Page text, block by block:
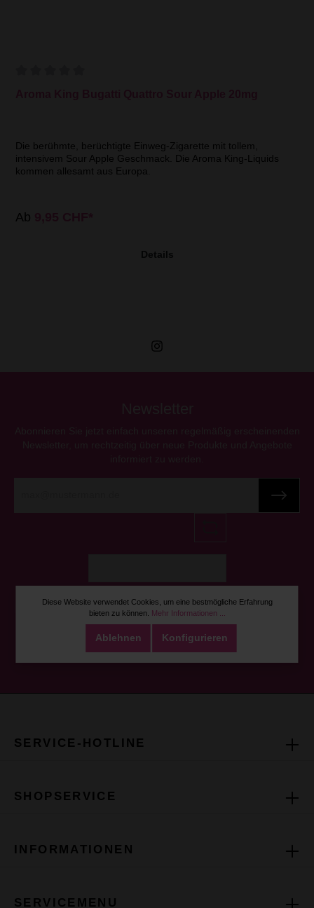
Die berühmte, berüchtigte Einweg-Zigarette mit tollem,
intensivem Sour Apple Geschmack. Die Aroma King-Liquids
kommen allesamt aus Europa.
Ab
Details
Ich habe dieDatenschutzbestimmungenzur Kenntnis
genommen und dieAGB
gelesen und bin mit ihnen
einverstanden.
SERVICE-HOTLINE
SHOPSERVICE
INFORMATIONEN
SERVICEMENU
Diese Website verwendet Cookies, um eine bestmögliche Erfahrung
bieten zu können.
Mehr Informationen ...
Ablehnen Konfigurieren